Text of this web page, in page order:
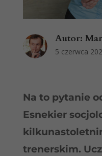
Autor:
5 czerwca
Na to pytanie
Esnekier
trenerskim.